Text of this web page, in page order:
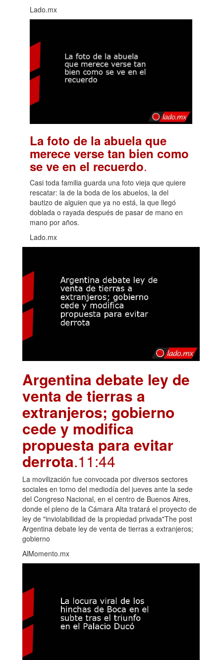
Lado.mx
La foto de la abuela que
merece verse tan bien como
se ve en el recuerdo.
Casi toda familia guarda una foto vieja que quiere
rescatar: la de la boda de los abuelos, la del
bautizo de alguien que ya no está, la que llegó
doblada o rayada después de pasar de mano en
mano por años.
Lado.mx
Argentina debate ley de
venta de tierras a
extranjeros; gobierno
cede y modifica
propuesta para evitar
derrota.11:44
La movilización fue convocada por diversos sectores
sociales en torno del mediodía del jueves ante la sede
del Congreso Nacional, en el centro de Buenos Aires,
donde el pleno de la Cámara Alta tratará el proyecto de
ley de "inviolabilidad de la propiedad privada"The post
Argentina debate ley de venta de tierras a extranjeros;
gobierno
AlMomento.mx